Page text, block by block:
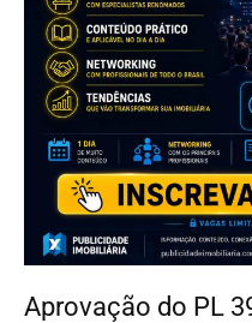
Aprovação do PL